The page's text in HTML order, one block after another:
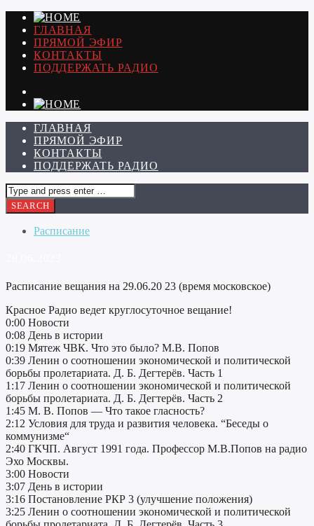
ГЛАВНАЯ
ПРЯМОЙ ЭФИР
КОНТАКТЫ
ПОДДЕРЖАТЬ РАДИО
ГЛАВНАЯ
ПРЯМОЙ ЭФИР
КОНТАКТЫ
ПОДДЕРЖАТЬ РАДИО
Расписание
Расписание вещания на 29.06.20 23 (время московское)
Красное Радио ведет круглосуточное вещание!
0:00 Новости
0:08 День в истории
0:19 Мятеж ЧВК. Что это было? М.В. Попов
0:39 Ленин о соотношении экономической и политической
борьбы пролетариата. Д. Б. Дегтерёв. Часть 1
1:17 Ленин о соотношении экономической и политической
борьбы пролетариата. Д. Б. Дегтерёв. Часть 2
1:45 М. В. Попов — Что такое гласность?
2:12 Условия для труда и развития человека. “Беседы о
коммунизме“
2:40 ГКЧП. Август 1991 года. Профессор М.В.Попов на радио
Эхо Москвы.
3:00 Новости
3:07 День в истории
3:16 Постановление РКР 3 (улучшение положения)
3:25 Ленин о соотношении экономической и политической